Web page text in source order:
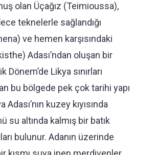
olan Üçağız (Teimioussa),
teknelerle sağlandığı
ve hemen karşısındaki
Adası’ndan oluşan bir
Dönem’de Likya sınırları
bu bölgede pek çok tarihi yapı
Adası’nın kuzey kıyısında
su altında kalmış bir batık
bulunur. Adanın üzerinde